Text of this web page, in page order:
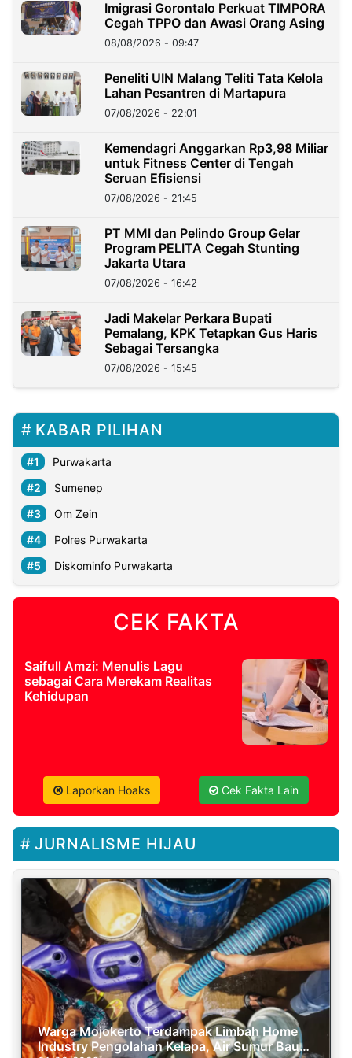
Imigrasi Gorontalo Perkuat TIMPORA
Cegah TPPO dan Awasi Orang Asing
08/08/2026 - 09:47
Peneliti UIN Malang Teliti Tata Kelola
Lahan Pesantren di Martapura
07/08/2026 - 22:01
Kemendagri Anggarkan Rp3,98 Miliar
untuk Fitness Center di Tengah
Seruan Efisiensi
07/08/2026 - 21:45
PT MMI dan Pelindo Group Gelar
Program PELITA Cegah Stunting
Jakarta Utara
07/08/2026 - 16:42
Jadi Makelar Perkara Bupati
Pemalang, KPK Tetapkan Gus Haris
Sebagai Tersangka
07/08/2026 - 15:45
KABAR PILIHAN
Purwakarta
Sumenep
Om Zein
Polres Purwakarta
Diskominfo Purwakarta
CEK FAKTA
Saifull Amzi: Menulis Lagu
sebagai Cara Merekam Realitas
Kehidupan
Laporkan Hoaks Cek Fakta Lain
JURNALISME HIJAU
Warga Mojokerto Terdampak Limbah Home
Industry Pengolahan Kelapa, Air Sumur Bau